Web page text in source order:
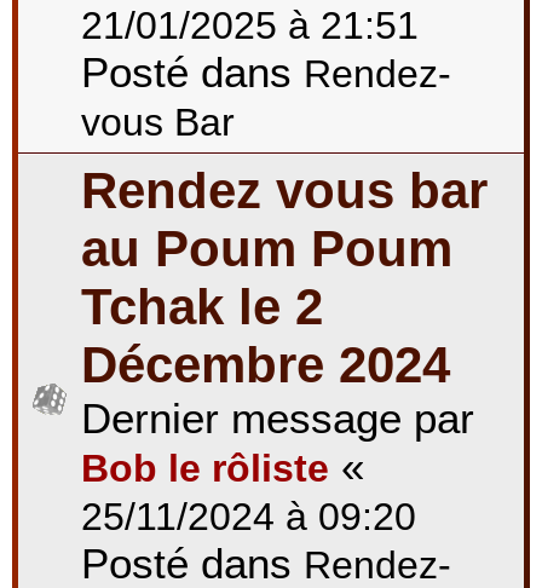
21/01/2025 à 21:51
Posté dans Rendez-
vous Bar
Rendez vous bar
au Poum Poum
Tchak le 2
Décembre 2024
Dernier message par
Bob le rôliste «
25/11/2024 à 09:20
Posté dans Rendez-